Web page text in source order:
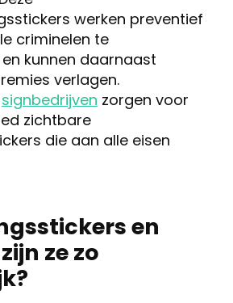
werken preventief
criminelen te
kunnen daarnaast
verlagen.
signbedrijven zorgen voor
zichtbare
die aan alle eisen
en
ze zo